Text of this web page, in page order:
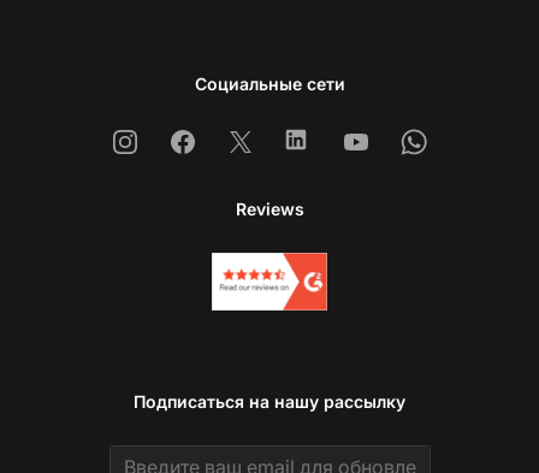
Социальные сети
InstagramFacebook
X LinkedinYoutubeWhatsapp
Reviews
Подписаться на нашу рассылку
Email address